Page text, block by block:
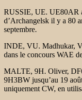
RUSSIE, UE. UE80AR
d’Archangelsk il y a 80
septembre.
INDE, VU. Madhukar,
dans le concours WAE
MALTE, 9H. Oliver,
9H3BW jusqu’au 19
uniquement CW, en